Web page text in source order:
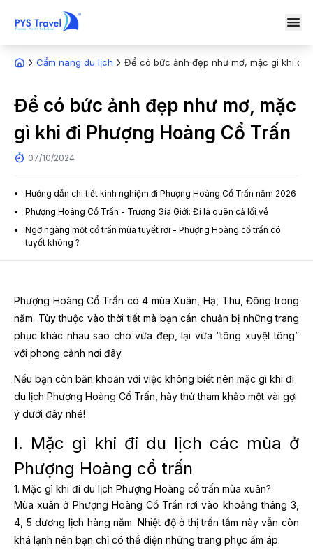
Cẩm nang du lịch Để có bức ảnh đẹp như mơ, mặc gì khi đi
Để có bức ảnh đẹp như mơ, mặc
gì khi đi Phượng Hoàng Cổ Trấn
07/10/2024
Hướng dẫn chi tiết kinh nghiệm đi Phượng Hoàng Cổ Trấn năm 2026
Phượng Hoàng Cổ Trấn - Trương Gia Giới: Đi là quên cả lối về
Ngỡ ngàng một cổ trấn mùa tuyết rơi - Phượng Hoàng cổ trấn có
tuyết không ?
Phượng Hoàng Cổ Trấn có 4 mùa Xuân, Hạ, Thu, Đông trong
năm. Tùy thuộc vào thời tiết mà bạn cần chuẩn bị những trang
phục khác nhau sao cho vừa đẹp, lại vừa “tông xuyệt tông”
với phong cảnh nơi đây.
Nếu bạn còn băn khoăn với việc không biết nên mặc gì khi đi
du lịch Phượng Hoàng Cổ Trấn, hãy thử tham khảo một vài gợi
ý dưới đây nhé!
I. Mặc gì khi đi du lịch các mùa ở
Phượng Hoàng cổ trấn
1. Mặc gì khi đi du lịch Phượng Hoàng cổ trấn mùa xuân?
Mùa xuân ở Phượng Hoàng Cổ Trấn rơi vào khoảng tháng 3,
4, 5 dương lịch hàng năm. Nhiệt độ ở thị trấn tầm này vẫn còn
khá lạnh nên bạn chỉ có thể diện những trang phục ấm áp.